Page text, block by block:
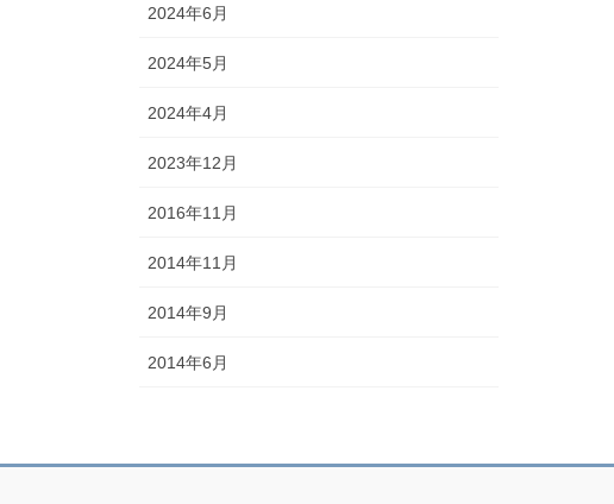
2024年6月
2024年5月
2024年4月
2023年12月
2016年11月
2014年11月
2014年9月
2014年6月